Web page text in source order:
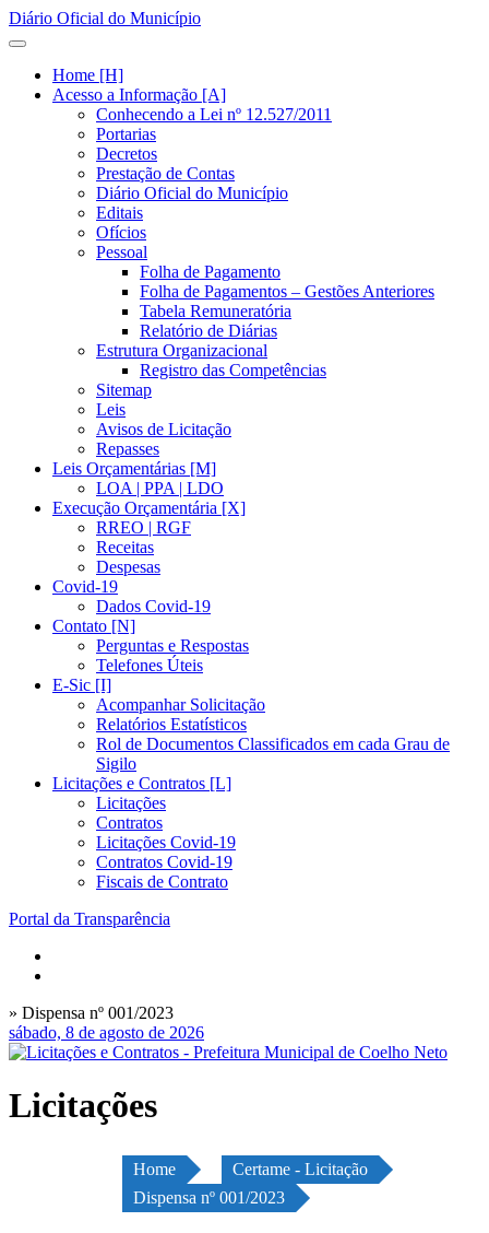
Diário Oficial do Município
Home [H]
Acesso a Informação [A]
Conhecendo a Lei nº 12.527/2011
Portarias
Decretos
Prestação de Contas
Diário Oficial do Município
Editais
Ofícios
Pessoal
Folha de Pagamento
Folha de Pagamentos – Gestões Anteriores
Tabela Remuneratória
Relatório de Diárias
Estrutura Organizacional
Registro das Competências
Sitemap
Leis
Avisos de Licitação
Repasses
Leis Orçamentárias [M]
LOA | PPA | LDO
Execução Orçamentária [X]
RREO | RGF
Receitas
Despesas
Covid-19
Dados Covid-19
Contato [N]
Perguntas e Respostas
Telefones Úteis
E-Sic [I]
Acompanhar Solicitação
Relatórios Estatísticos
Rol de Documentos Classificados em cada Grau de
Sigilo
Licitações e Contratos [L]
Licitações
Contratos
Licitações Covid-19
Contratos Covid-19
Fiscais de Contrato
Portal da Transparência
» Dispensa nº 001/2023
sábado, 8 de agosto de 2026
Licitações
Home
Certame - Licitação
Dispensa nº 001/2023